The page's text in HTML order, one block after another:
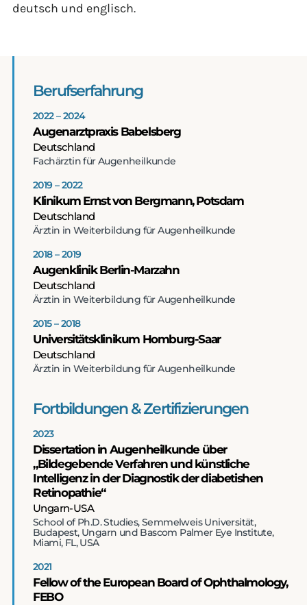
deutsch und englisch.
Berufserfahrung
2022 – 2024
Augenarztpraxis Babelsberg
Deutschland
Fachärztin für Augenheilkunde
2019 – 2022
Klinikum Ernst von Bergmann, Potsdam
Deutschland
Ärztin in Weiterbildung für Augenheilkunde
2018 – 2019
Augenklinik Berlin-Marzahn
Deutschland
Ärztin in Weiterbildung für Augenheilkunde
2015 – 2018
Universitätsklinikum Homburg-Saar
Deutschland
Ärztin in Weiterbildung für Augenheilkunde
Fortbildungen & Zertifizierungen
2023
Dissertation in Augenheilkunde über
„Bildegebende Verfahren und künstliche
Intelligenz in der Diagnostik der diabetishen
Retinopathie“
Ungarn-USA
School of Ph.D. Studies, Semmelweis Universität,
Budapest, Ungarn und Bascom Palmer Eye Institute,
Miami, FL, USA
2021
Fellow of the European Board of Ophthalmology,
FEBO